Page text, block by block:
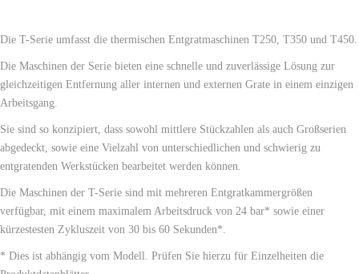
Die T-Serie umfasst die thermischen Entgratmaschinen T250, T350 und T450.
Die Maschinen der Serie bieten eine schnelle und zuverlässige Lösung zur
gleichzeitigen Entfernung aller internen und externen Grate in einem einzigen
Arbeitsgang.
Sie sind so konzipiert, dass sowohl mittlere Stückzahlen als auch Großserien
abgedeckt, sowie eine Vielzahl von unterschiedlichen und schwierig zu
entgratenden Werkstücken bearbeitet werden können.
Die Maschinen der T-Serie sind mit mehreren Entgratkammergrößen
verfügbar, mit einem maximalem Arbeitsdruck von 24 bar* sowie einer
kürzestesten Zykluszeit von 30 bis 60 Sekunden*.
* Dies ist abhängig vom Modell. Prüfen Sie hierzu für Einzelheiten die